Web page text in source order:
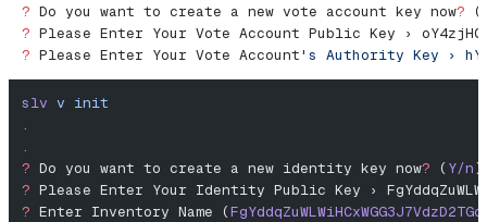
? Do you want to create a new vote account key now? (
? Please Enter Your Vote Account Public Key ›
? Please Enter Your Vote Account's Authority Key ›
slv v init
.
.
? Do you want to create a new identity key now? ( Y/n)
? Please Enter Your Identity Public Key ›
? Enter Inventory Name (